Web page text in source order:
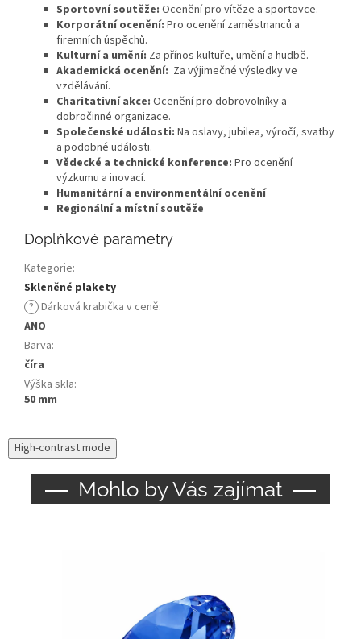
Sportovní soutěže: Ocenění pro vítěze a sportovce.
Korporátní ocenění: Pro ocenění zaměstnanců a
firemních úspěchů.
Kulturní a umění: Za přínos kultuře, umění a hudbě.
Akademická ocenění: Za výjimečné výsledky ve
vzdělávání.
Charitativní akce: Ocenění pro dobrovolníky a
dobročinné organizace.
Společenské události: Na oslavy, jubilea, výročí, svatby
a podobné události.
Vědecké a technické konference: Pro ocenění
výzkumu a inovací.
Humanitární a environmentální ocenění
Regionální a místní soutěže
Doplňkové parametry
Kategorie:
Skleněné plakety
? Dárková krabička v ceně:
ANO
Barva:
číra
Výška skla:
50 mm
High-contrast mode
Mohlo by Vás zajímat